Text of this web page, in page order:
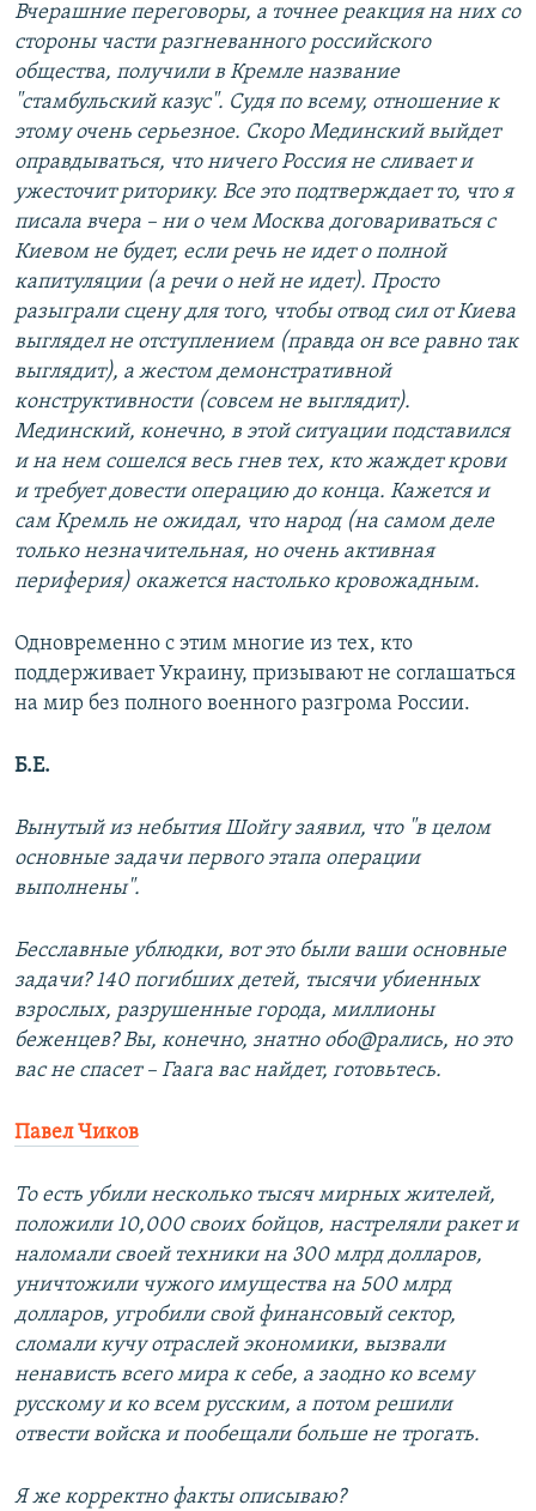
Вчерашние переговоры, а точнее реакция на них со
стороны части разгневанного российского
общества, получили в Кремле название
"стамбульский казус". Судя по всему, отношение к
этому очень серьезное. Скоро Мединский выйдет
оправдываться, что ничего Россия не сливает и
ужесточит риторику. Все это подтверждает то, что я
писала вчера – ни о чем Москва договариваться с
Киевом не будет, если речь не идет о полной
капитуляции (а речи о ней не идет). Просто
разыграли сцену для того, чтобы отвод сил от Киева
выглядел не отступлением (правда он все равно так
выглядит), а жестом демонстративной
конструктивности (совсем не выглядит).
Мединский, конечно, в этой ситуации подставился
и на нем сошелся весь гнев тех, кто жаждет крови
и требует довести операцию до конца. Кажется и
сам Кремль не ожидал, что народ (на самом деле
только незначительная, но очень активная
периферия) окажется настолько кровожадным.
Одновременно с этим многие из тех, кто
поддерживает Украину, призывают не соглашаться
на мир без полного военного разгрома России.
Б.Е.
Вынутый из небытия Шойгу заявил, что "в целом
основные задачи первого этапа операции
выполнены".
Бесславные ублюдки, вот это были ваши основные
задачи? 140 погибших детей, тысячи убиенных
взрослых, разрушенные города, миллионы
беженцев? Вы, конечно, знатно обо@рались, но это
вас не спасет – Гаага вас найдет, готовьтесь.
Павел Чиков
То есть убили несколько тысяч мирных жителей,
положили 10,000 своих бойцов, настреляли ракет и
наломали своей техники на 300 млрд долларов,
уничтожили чужого имущества на 500 млрд
долларов, угробили свой финансовый сектор,
сломали кучу отраслей экономики, вызвали
ненависть всего мира к себе, а заодно ко всему
русскому и ко всем русским, а потом решили
отвести войска и пообещали больше не трогать.
Я же корректно факты описываю?